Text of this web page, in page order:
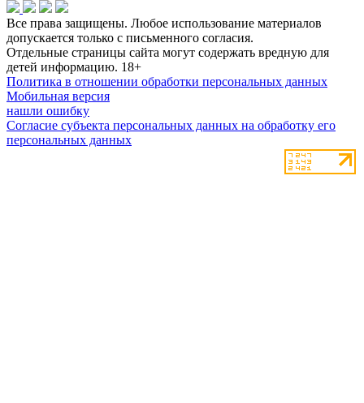
Все права защищены. Любое использование материалов
допускается только с письменного согласия.
Отдельные страницы сайта могут содержать вредную для
детей информацию. 18+
Политика в отношении обработки персональных данных
Мобильная версия
нашли ошибку
Согласие субъекта персональных данных на обработку его
персональных данных